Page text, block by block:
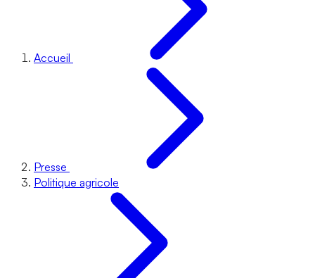
Accueil
Presse
Politique agricole